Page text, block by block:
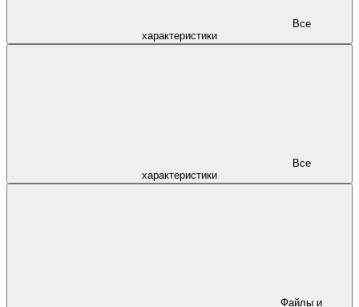
характеристики
характеристики